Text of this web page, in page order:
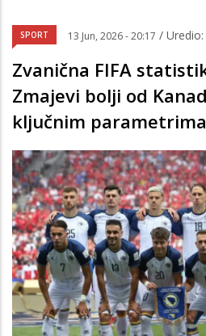
SPORT 13 Jun, 2026 - 20:17 / Uredio:
Zvanična FIFA
Zmajevi bolji od
ključnim